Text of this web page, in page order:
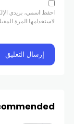
احفظ اسمي، بريدي
لاستخدامها المرة